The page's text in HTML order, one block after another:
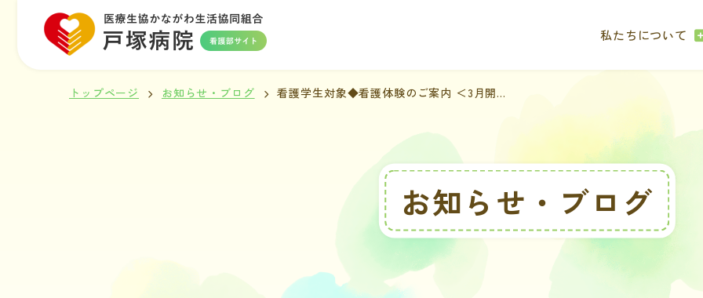
私たちについて
トップページ お知らせ・ブログ 看護学生対象◆看護体験のご案内 ＜3月開...
お知らせ・ブログ